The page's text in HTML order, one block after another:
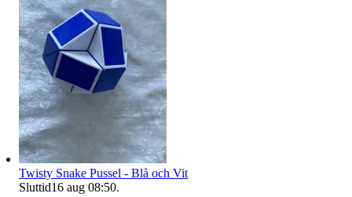
Twisty Snake Pussel - Blå och Vit
Sluttid16 aug 08:50.